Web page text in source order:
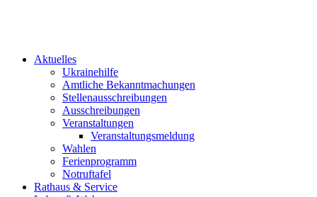
Aktuelles
Ukrainehilfe
Amtliche Bekanntmachungen
Stellenausschreibungen
Ausschreibungen
Veranstaltungen
Veranstaltungsmeldung
Wahlen
Ferienprogramm
Notruftafel
Rathaus & Service